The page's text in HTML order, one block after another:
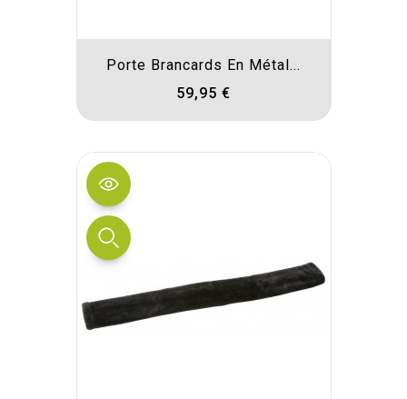
Porte Brancards En Métal...
59,95 €